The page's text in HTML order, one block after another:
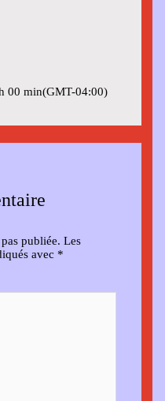
00 min(GMT-04:00)
publiée. Les
avec *